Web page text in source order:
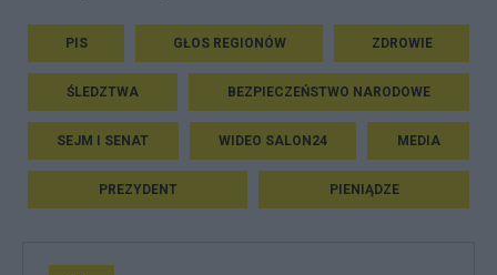
PIS GŁOS REGIONÓW ZDROWIE
ŚLEDZTWA BEZPIECZEŃSTWO NARODOWE
SEJM I SENAT WIDEO SALON24 MEDIA
PREZYDENT PIENIĄDZE